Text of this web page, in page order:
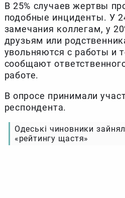
В 25% случаев жертвы
подобные инциденты. У
замечания коллегам, у
друзьям или
увольняются с работы и
сообщают
работе.
В опросе принимали
респондента.
Одеські чиновники
«рейтингу щастя»